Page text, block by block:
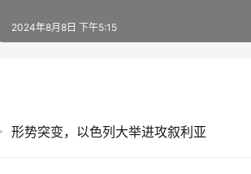
2024年8月8日 下午5:15
形势突变，以色列大举进攻叙利亚